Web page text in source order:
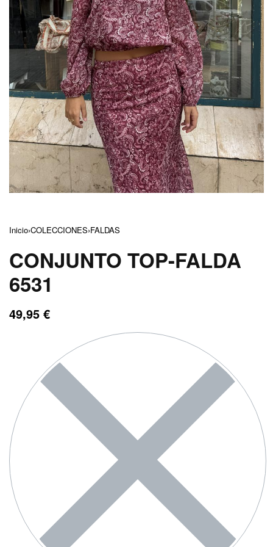
Inicio›COLECCIONES›FALDAS
CONJUNTO TOP-FALDA
6531
49,95 €